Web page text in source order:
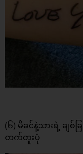
(၆) မိခင်နဲ့သားရဲ့ ချစ်
တက်တူးပုံ